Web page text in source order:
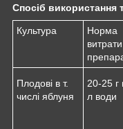
Спосіб використання
Культура
Норма
витрати
Плодові в т.
числі яблуня
20-25 г
л води